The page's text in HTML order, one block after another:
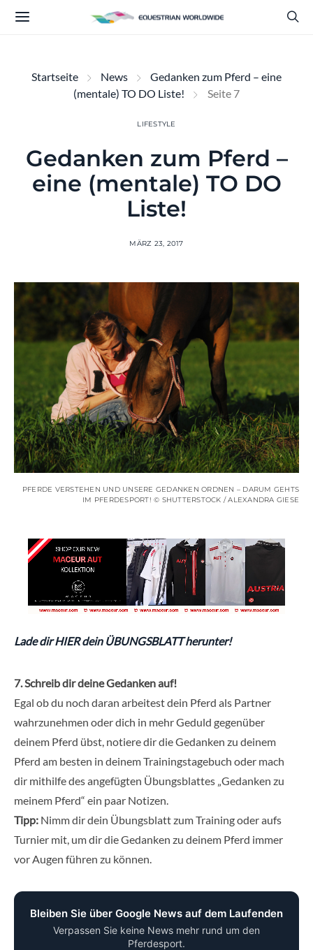
Startseite News
Gedanken zum Pferd – eine
(mentale) TO DO Liste!
Seite 7
LIFESTYLE
Gedanken zum Pferd –
eine (mentale) TO DO
Liste!
MÄRZ 23, 2017
PFERDE VERSTEHEN UND UNSERE GEDANKEN ORDNEN – DARUM GEHTS
IM PFERDESPORT! © SHUTTERSTOCK / ALEXANDRA GIESE
Lade dir HIER dein ÜBUNGSBLATT herunter!
7. Schreib dir deine Gedanken auf!
Egal ob du noch daran arbeitest dein Pferd als Partner
wahrzunehmen oder dich in mehr Geduld gegenüber
deinem Pferd übst, notiere dir die Gedanken zu deinem
Pferd am besten in deinem Trainingstagebuch oder mach
dir mithilfe des angefügten Übungsblattes „Gedanken zu
meinem Pferd“ ein paar Notizen.
Tipp: Nimm dir dein Übungsblatt zum Training oder aufs
Turnier mit, um dir die Gedanken zu deinem Pferd immer
vor Augen führen zu können.
Bleiben Sie über Google News auf dem Laufenden
Verpassen Sie keine News mehr rund um den
Pferdesport.